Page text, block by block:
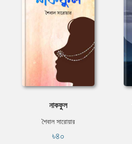
নাকফুল
শৈবাল সারোয়ার
৳৪০